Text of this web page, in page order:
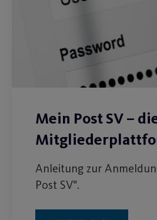
Mein Post SV –
Anleitung zur
Post SV".